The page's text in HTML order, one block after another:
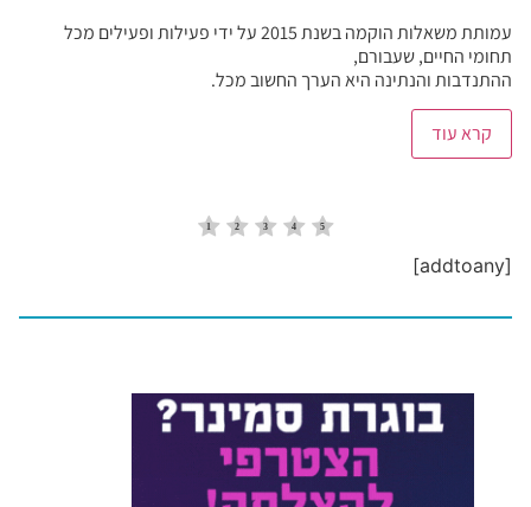
עמותת משאלות הוקמה בשנת 2015 על ידי פעילות ופעילים מכל
תחומי החיים, שעבורם,
ההתנדבות והנתינה היא הערך החשוב מכל.
קרא עוד
[addtoany]